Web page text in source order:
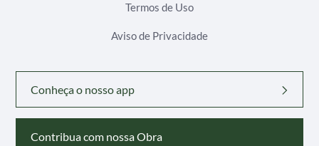
Termos de Uso
Aviso de Privacidade
Conheça o nosso app
Contribua com nossa Obra